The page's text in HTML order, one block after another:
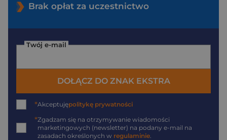
Brak opłat za uczestnictwo
Twój e-mail
DOŁĄCZ DO ZNAK EKSTRA
*Akceptujępolitykę prywatności
*Zgadzam się na otrzymywanie wiadomości
marketingowych (newsletter) na podany e-mail na
zasadach określonych w regulaminie